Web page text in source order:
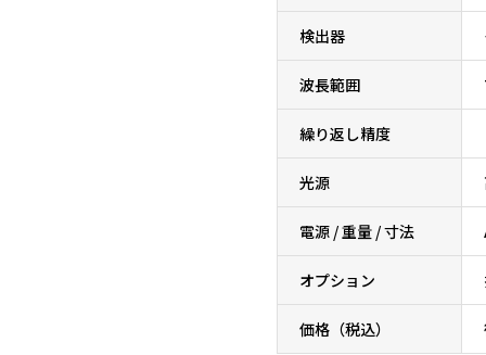
検出器
波長範囲
繰り返し精度
光源
電源 / 重量 / 寸法
オプション
価格（税込）